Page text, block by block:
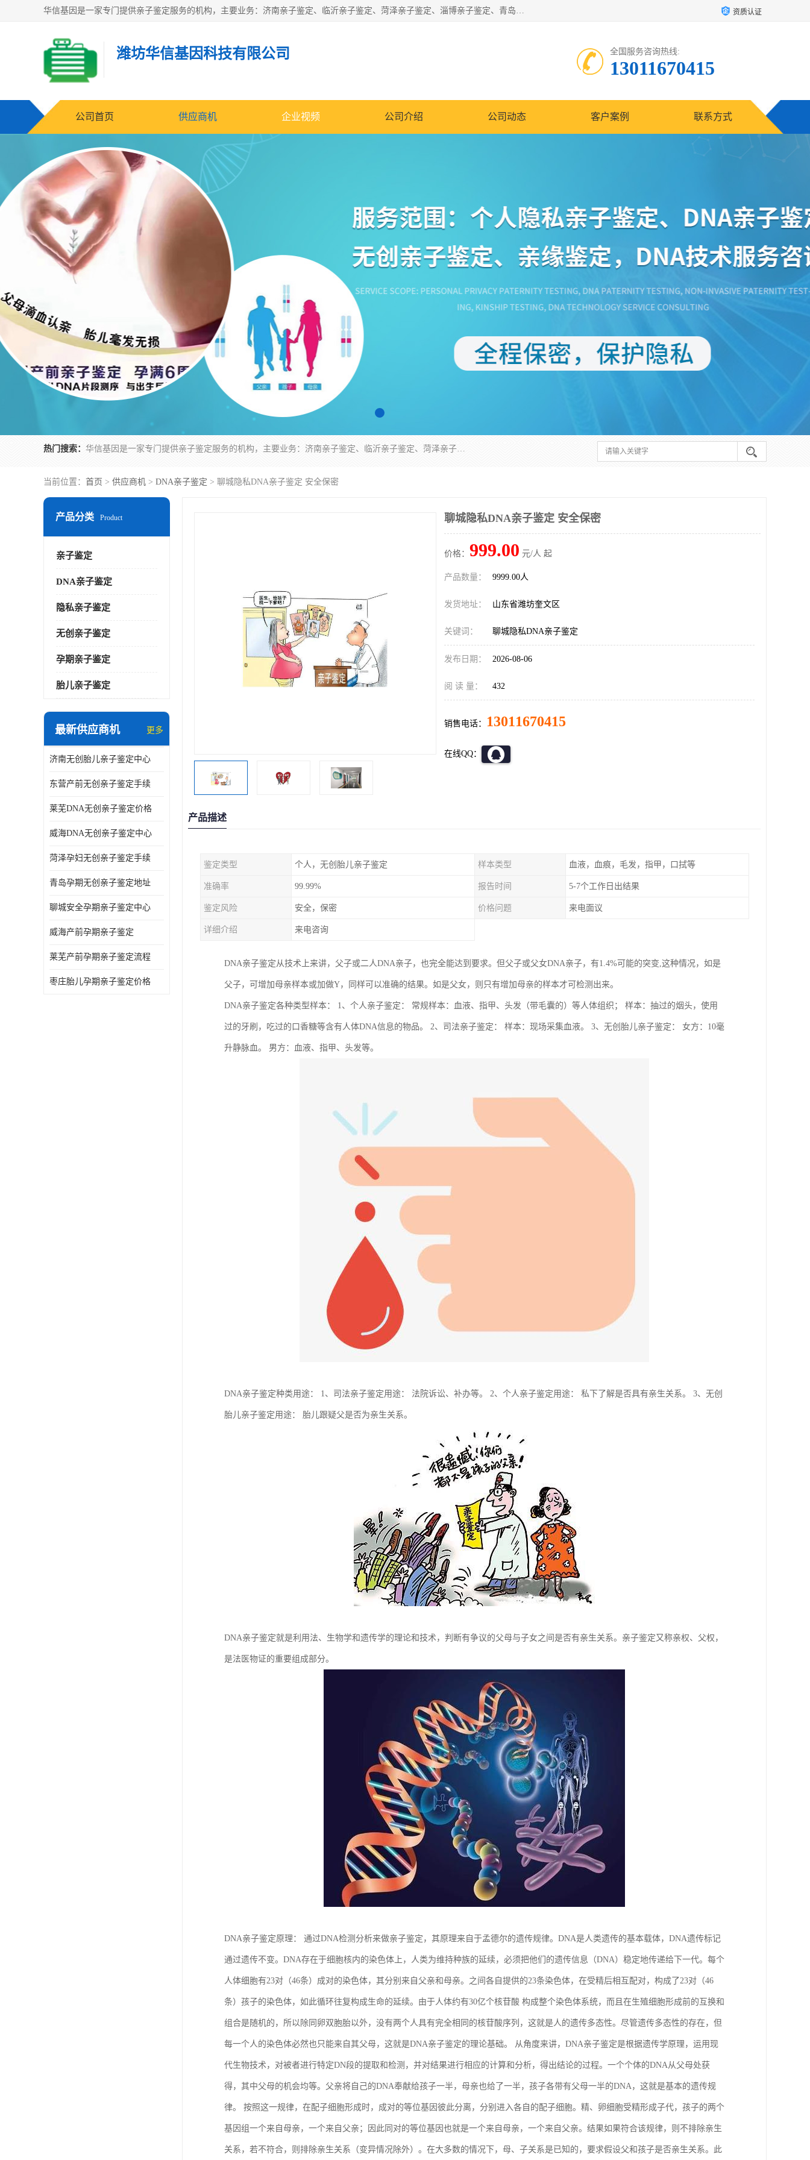
华信基因是一家专门提供亲子鉴定服务的机构，主要业务：济南亲子鉴定、临沂亲子鉴定、菏泽亲子鉴定、淄博亲子鉴定、青岛亲子鉴定、日照亲子鉴定、临朐亲子鉴定、寿光亲子鉴定等，联合广州、上海、北京、深圳、杭州、武汉、成都、合肥、贵阳、沈阳等地区有法医物证鉴定机构及基因检测公司，为国内外客户提供便捷的DNA鉴定服务。 资质认证
潍坊华信基因科技有限公司 全国服务咨询热线:
13011670415
公司首页 供应商机 企业视频 公司介绍 公司动态 客户案例 联系方式
热门搜索： 华信基因是一家专门提供亲子鉴定服务的机构，主要业务：济南亲子鉴定、临沂亲子鉴定、菏泽亲子鉴定、淄博亲子鉴定、青岛亲子鉴定、日照亲子鉴定、临朐亲子鉴定、寿光亲子鉴定等，联合广州、上海、北京、深圳、杭州、武汉、成都、合肥、贵阳、沈阳等地区有法医物证鉴定机构及基因检测公司，为国内外客户提供便捷的DNA鉴定服务。
当前位置： 首页 > 供应商机 > DNA亲子鉴定 > 聊城隐私DNA亲子鉴定 安全保密
产品分类 Product
亲子鉴定
DNA亲子鉴定
隐私亲子鉴定
无创亲子鉴定
孕期亲子鉴定
胎儿亲子鉴定
最新供应商机 更多
济南无创胎儿亲子鉴定中心
东营产前无创亲子鉴定手续
莱芜DNA无创亲子鉴定价格
威海DNA无创亲子鉴定中心
菏泽孕妇无创亲子鉴定手续
青岛孕期无创亲子鉴定地址
聊城安全孕期亲子鉴定中心
威海产前孕期亲子鉴定
莱芜产前孕期亲子鉴定流程
枣庄胎儿孕期亲子鉴定价格
聊城隐私DNA亲子鉴定 安全保密
价格： 999.00 元/人 起
产品数量： 9999.00人
发货地址： 山东省潍坊奎文区
关键词： 聊城隐私DNA亲子鉴定
发布日期： 2026-08-06
阅 读 量： 432
销售电话： 13011670415
在线QQ：
产品描述
鉴定类型 个人，无创胎儿亲子鉴定 样本类型 血液，血痕，毛发，指甲，口拭等
准确率 99.99% 报告时间 5-7个工作日出结果
鉴定风险 安全，保密 价格问题 来电面议
详细介绍 来电咨询
DNA亲子鉴定从技术上来讲，父子或二人DNA亲子，也完全能达到要求。但父子或父女DNA亲子，有1.4%可能的突变,这种情况，如是
父子，可增加母亲样本或加做Y，同样可以准确的结果。如是父女，则只有增加母亲的样本才可检测出来。
DNA亲子鉴定各种类型样本： 1、个人亲子鉴定： 常规样本：血液、指甲、头发（带毛囊的）等人体组织； 样本：抽过的烟头，使用
过的牙刷，吃过的口香糖等含有人体DNA信息的物品。 2、司法亲子鉴定： 样本：现场采集血液。 3、无创胎儿亲子鉴定： 女方：10毫
升静脉血。 男方：血液、指甲、头发等。
DNA亲子鉴定种类用途： 1、司法亲子鉴定用途： 法院诉讼、补办等。 2、个人亲子鉴定用途： 私下了解是否具有亲生关系。 3、无创
胎儿亲子鉴定用途： 胎儿跟疑父是否为亲生关系。
DNA亲子鉴定就是利用法、生物学和遗传学的理论和技术，判断有争议的父母与子女之间是否有亲生关系。亲子鉴定又称亲权、父权，
是法医物证的重要组成部分。
DNA亲子鉴定原理： 通过DNA检测分析来做亲子鉴定，其原理来自于孟德尔的遗传规律。DNA是人类遗传的基本载体，DNA遗传标记
通过遗传不变。DNA存在于细胞核内的染色体上，人类为维持种族的延续，必须把他们的遗传信息（DNA）稳定地传递给下一代。每个
人体细胞有23对（46条）成对的染色体，其分别来自父亲和母亲。之间各自提供的23条染色体，在受精后相互配对，构成了23对（46
条）孩子的染色体，如此循环往复构成生命的延续。由于人体约有30亿个核苷酸 构成整个染色体系统，而且在生殖细胞形成前的互换和
组合是随机的，所以除同卵双胞胎以外，没有两个人具有完全相同的核苷酸序列，这就是人的遗传多态性。尽管遗传多态性的存在，但
每一个人的染色体必然也只能来自其父母，这就是DNA亲子鉴定的理论基础。 从角度来讲，DNA亲子鉴定是根据遗传学原理，运用现
代生物技术，对被者进行特定DN段的提取和检测，并对结果进行相应的计算和分析，得出结论的过程。一个个体的DNA从父母处获
得，其中父母的机会均等。父亲将自己的DNA奉献给孩子一半，母亲也给了一半，孩子各带有父母一半的DNA，这就是基本的遗传规
律。 按照这一规律，在配子细胞形成时，成对的等位基因彼此分离，分别进入各自的配子细胞。精、卵细胞受精形成子代，孩子的两个
基因组一个来自母亲，一个来自父亲；因此同对的等位基因也就是一个来自母亲，一个来自父亲。结果如果符合该规律，则不排除亲生
关系，若不符合，则排除亲生关系（变异情况除外）。在大多数的情况下，母、子关系是已知的，要求假设父和孩子是否亲生关系。此